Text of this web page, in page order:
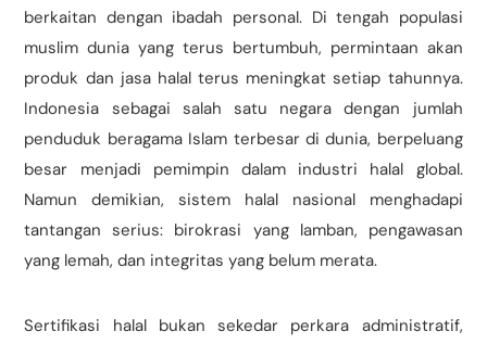
berkaitan dengan ibadah personal. Di tengah populasi
muslim dunia yang terus bertumbuh, permintaan akan
produk dan jasa halal terus meningkat setiap tahunnya.
Indonesia sebagai salah satu negara dengan jumlah
penduduk beragama Islam terbesar di dunia, berpeluang
besar menjadi pemimpin dalam industri halal global.
Namun demikian, sistem halal nasional menghadapi
tantangan serius: birokrasi yang lamban, pengawasan
yang lemah, dan integritas yang belum merata.
Sertifikasi halal bukan sekedar perkara administratif,